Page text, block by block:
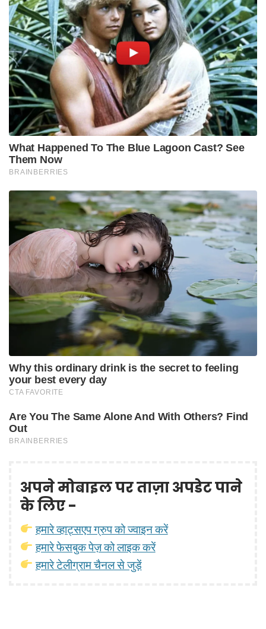
अपने मोबाइल पर ताज़ा अपडेट पाने
के लिए -
हमारे व्हाट्सएप ग्रुप को ज्वाइन करें
हमारे फेसबुक पेज़ को लाइक करें
हमारे टेलीग्राम चैनल से जुड़ें